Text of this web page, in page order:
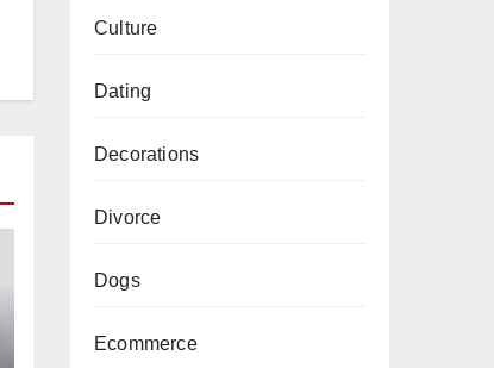
Culture
Dating
Decorations
Divorce
Dogs
Ecommerce